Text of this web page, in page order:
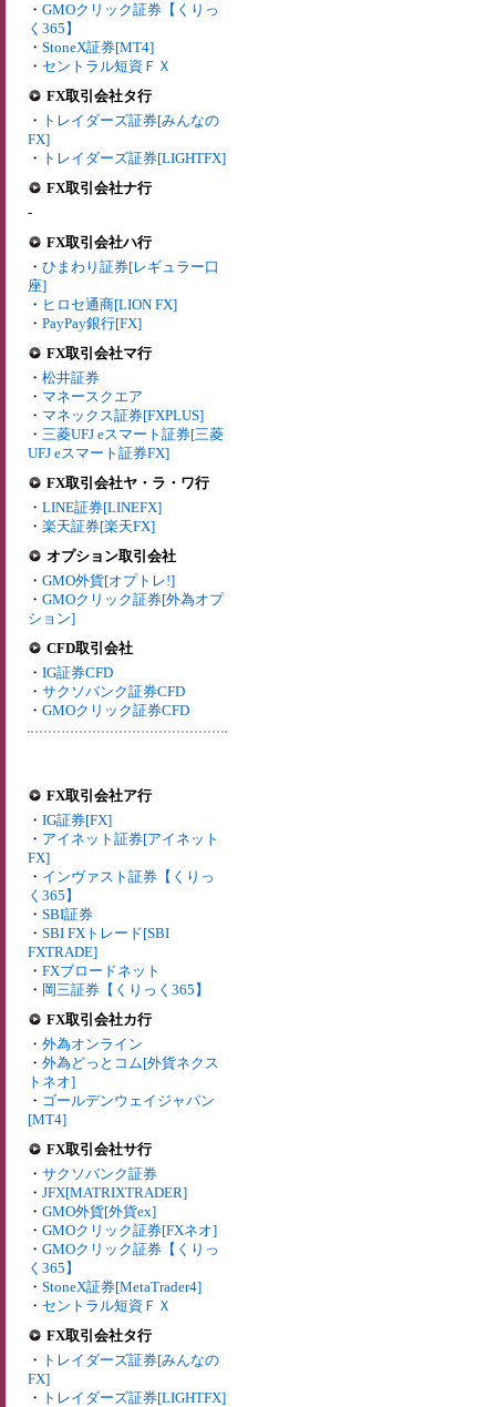
・ GMOクリック証券【くりっ
く365】
・ StoneX証券[MT4]
・ セントラル短資ＦＸ
FX取引会社タ行
・ トレイダーズ証券[みんなの
FX]
・ トレイダーズ証券[LIGHTFX]
FX取引会社ナ行
-
FX取引会社ハ行
・ ひまわり証券[レギュラー口
座]
・ ヒロセ通商[LION FX]
・ PayPay銀行[FX]
FX取引会社マ行
・ 松井証券
・ マネースクエア
・ マネックス証券[FXPLUS]
・ 三菱UFJ eスマート証券[三菱
UFJ eスマート証券FX]
FX取引会社ヤ・ラ・ワ行
・ LINE証券[LINEFX]
・ 楽天証券[楽天FX]
オプション取引会社
・ GMO外貨[オプトレ!]
・ GMOクリック証券[外為オプ
ション]
CFD取引会社
・ IG証券CFD
・ サクソバンク証券CFD
・ GMOクリック証券CFD
FX取引会社ア行
・ IG証券[FX]
・ アイネット証券[アイネット
FX]
・ インヴァスト証券【くりっ
く365】
・ SBI証券
・ SBI FXトレード[SBI
FXTRADE]
・ FXブロードネット
・ 岡三証券【くりっく365】
FX取引会社カ行
・ 外為オンライン
・ 外為どっとコム[外貨ネクス
トネオ]
・ ゴールデンウェイジャパン
[MT4]
FX取引会社サ行
・ サクソバンク証券
・ JFX[MATRIXTRADER]
・ GMO外貨[外貨ex]
・ GMOクリック証券[FXネオ]
・ GMOクリック証券【くりっ
く365】
・ StoneX証券[MetaTrader4]
・ セントラル短資ＦＸ
FX取引会社タ行
・ トレイダーズ証券[みんなの
FX]
・ トレイダーズ証券[LIGHTFX]